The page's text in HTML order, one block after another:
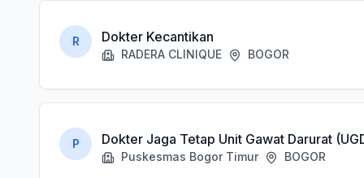
R Dokter Kecantikan
RADERA CLINIQUE BOGOR
P Dokter Jaga Tetap Unit Gawat Darurat
Puskesmas Bogor Timur BOGOR